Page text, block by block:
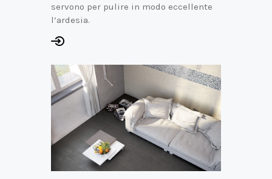
servono per pulire in modo eccellente
l’ardesia.